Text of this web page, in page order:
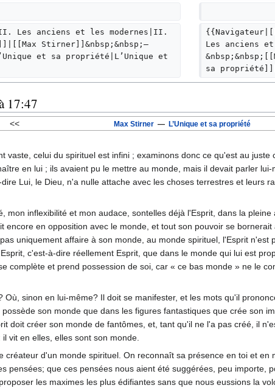
Les anciens et les modernes|II.
Stirner]]&nbsp;&nbsp;—
et sa propriété|L’Unique et
Les anciens
sa
17:47
<< Max Stirner— L’Unique et sa propriété
vaste, celui du spirituel est infini ; examinons donc ce qu'est au
en lui ; ils avaient pu le mettre au monde, mais il devait parler
Lui, le Dieu, n'a nulle attache avec les choses terrestres et leurs
mon inflexibilité et mon audace, sontelles déjà l'Esprit, dans la
encore en opposition avec le monde, et tout son pouvoir se
uniquement affaire à son monde, au monde spirituel, l'Esprit
c'est-à-dire réellement Esprit, que dans le monde qui lui est
complète et prend possession de soi, car « ce bas monde » ne le
sinon en lui-même? Il doit se manifester, et les mots qu'il
son monde que dans les figures fantastiques que crée son
doit créer son monde de fantômes, et, tant qu'il ne l'a pas créé, il
vit en elles, elles sont son monde.
créateur d'un monde spirituel. On reconnaît sa présence en toi et
pensées; que ces pensées nous aient été suggérées, peu importe,
les maximes les plus édifiantes sans que nous eussions la